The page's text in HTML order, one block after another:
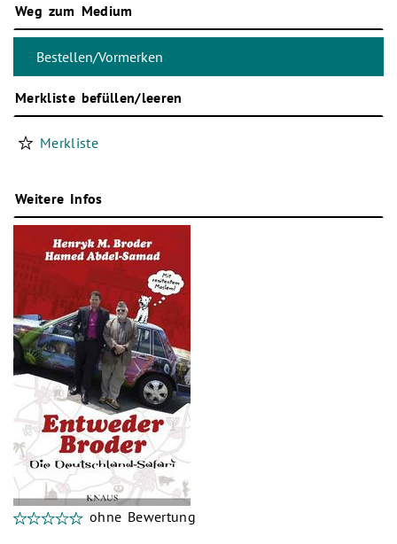
Weg zum Medium
Merkliste befüllen/leeren
Merkliste
Weitere Infos
ohne Bewertung